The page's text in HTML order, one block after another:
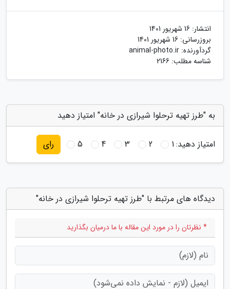
انتشار: 16 شهریور 1401
بروزرسانی: 16 شهریور 1401
گردآورنده: animal-photo.ir
شناسه مطلب: 2166
به "طرز تهیه ترحلوا شیرازی در خانه" امتیاز دهید
امتیاز دهید:1
2
3
4
5 رای
دیدگاه های مرتبط با "طرز تهیه ترحلوا شیرازی در خانه"
* نظرتان را در مورد این مقاله با ما درمیان بگذارید